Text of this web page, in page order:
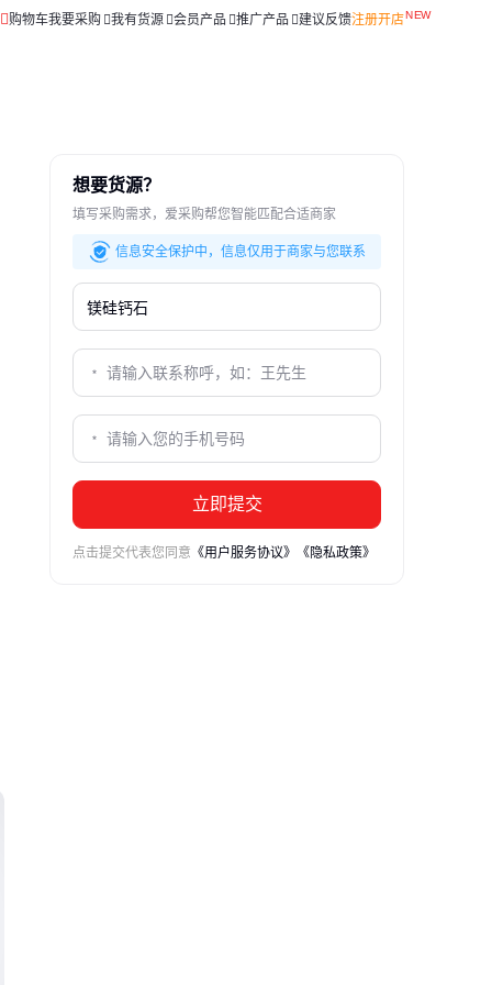
购物车我要采购 我有货源 会员产品 推广产品 建议反馈注册开店
想要货源？
填写采购需求，爱采购帮您智能匹配合适商家
信息安全保护中，信息仅用于商家与您联系
立即提交
点击提交代表您同意 《用户服务协议》 《隐私政策》